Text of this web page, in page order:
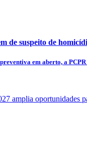
de suspeito de
em aberto, a